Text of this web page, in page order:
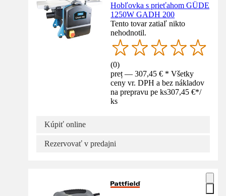
Hobľovka s prieťahom GÜDE
1250W GADH 200
Tento tovar zatiaľ nikto
nehodnotil.
(0)
preț — 307,45 € * Všetky
ceny vr. DPH a bez nákladov
na prepravu pe ks307,45 €*/
ks
Kúpiť online
Rezervovať v predajni